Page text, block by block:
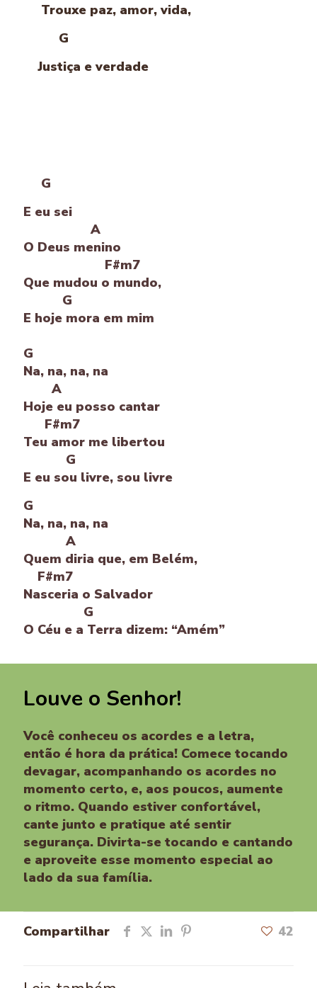
Trouxe paz, amor, vida,
G
Justiça e verdade
G
E eu sei
A
O Deus menino
F#m7
Que mudou o mundo,
G
E hoje mora em mim
G
Na, na, na, na
A
Hoje eu posso cantar
F#m7
Teu amor me libertou
G
E eu sou livre, sou livre
G
Na, na, na, na
A
Quem diria que, em Belém,
F#m7
Nasceria o Salvador
G
O Céu e a Terra dizem: “Amém”
Louve o Senhor!
Você conheceu os acordes e a letra,
então é hora da prática! Comece tocando
devagar, acompanhando os acordes no
momento certo, e, aos poucos, aumente
o ritmo. Quando estiver confortável,
cante junto e pratique até sentir
segurança. Divirta-se tocando e cantando
e aproveite esse momento especial ao
lado da sua família.
Compartilhar 42